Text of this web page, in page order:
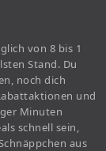
von 8 bis 1
Stand. Du
noch dich
und
Minuten
schnell sein,
aus